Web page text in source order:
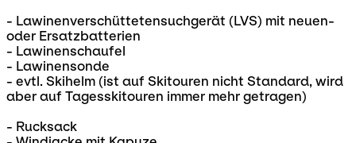
- Lawinenverschüttetensuchgerät (LVS) mit neuen-
oder Ersatzbatterien
- Lawinenschaufel
- Lawinensonde
- evtl. Skihelm (ist auf Skitouren nicht Standard, wird
aber auf Tagesskitouren immer mehr getragen)
- Rucksack